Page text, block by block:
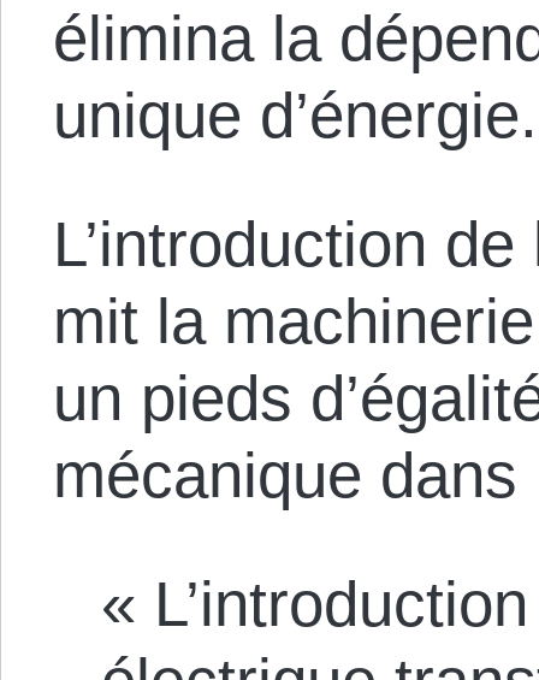
élimina la
unique d’énergie.
L’introduction
mit la
un pieds
mécanique
«